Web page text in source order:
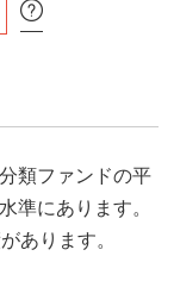
類ファンドの平
準にあります。
あります。